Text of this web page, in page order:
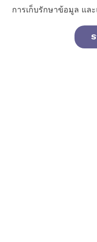
การเก็บรักษาข้อมูล แล